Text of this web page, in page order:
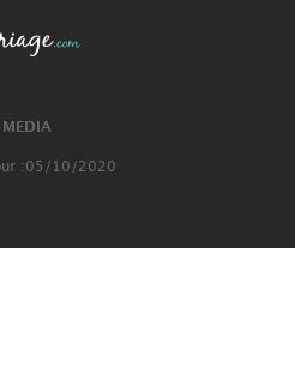
:05/10/2020